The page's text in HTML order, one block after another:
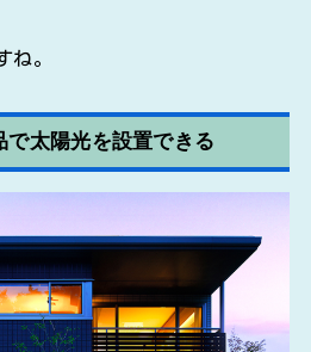
ね。
太陽光を設置できる